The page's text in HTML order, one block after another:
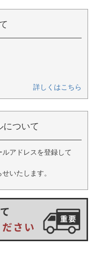
詳しくはこちら
について
アドレスを登録して
いたします。